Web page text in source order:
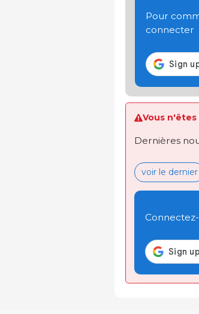
Pour
connecter
Vous
Dernières
voir le dernier